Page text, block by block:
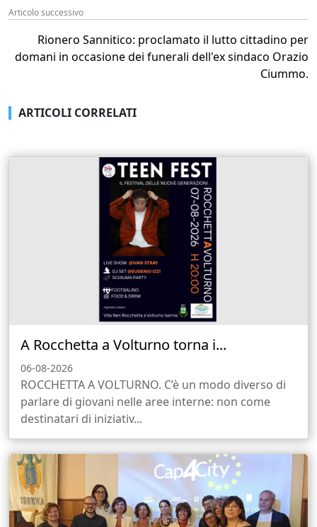
Articolo successivo
Rionero Sannitico: proclamato il lutto cittadino per
domani in occasione dei funerali dell'ex sindaco Orazio
Ciummo.
ARTICOLI CORRELATI
A Rocchetta a Volturno torna i...
06-08-2026
ROCCHETTA A VOLTURNO. C’è un modo diverso di
parlare di giovani nelle aree interne: non come
destinatari di iniziativ...